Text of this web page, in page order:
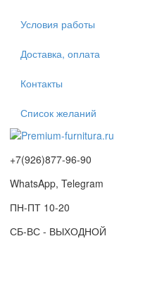
Условия работы
Доставка, оплата
Контакты
Список желаний
+7(926)877-96-90
WhatsApp, Telegram
ПН-ПТ 10-20
СБ-ВС - ВЫХОДНОЙ